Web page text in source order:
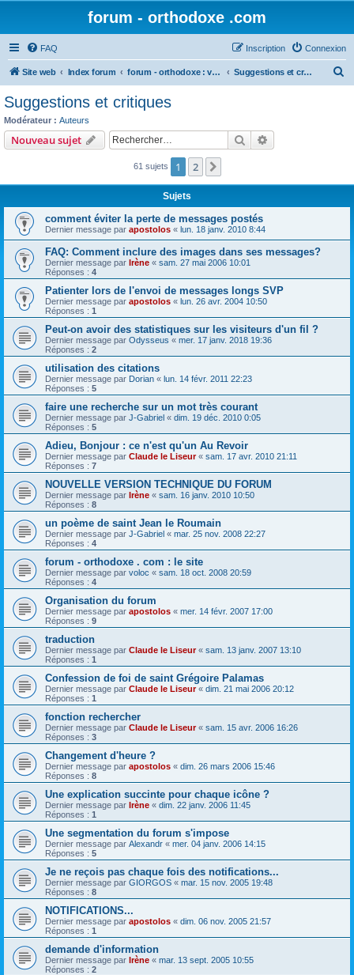
forum - orthodoxe .com
FAQ Connexion
Inscription
Site web Index forum forum - orthodoxe : vos remarques Suggestions et critiques
c
r
Suggestions et critiques
Modérateur : Auteurs
Nouveau sujet Rechercher
61 sujets 1 2
Sujets
comment éviter la perte de messages postés
Dernier message par apostolos « lun. 18 janv. 2010 8:44
FAQ: Comment inclure des images dans ses messages?
Dernier message par Irène « sam. 27 mai 2006 10:01
Réponses : 4
Patienter lors de l'envoi de messages longs SVP
Dernier message par apostolos « lun. 26 avr. 2004 10:50
Réponses : 1
Peut-on avoir des statistiques sur les visiteurs d'un fil ?
Dernier message par Odysseus « mer. 17 janv. 2018 19:36
Réponses : 2
utilisation des citations
Dernier message par Dorian « lun. 14 févr. 2011 22:23
Réponses : 5
faire une recherche sur un mot très courant
Dernier message par J-Gabriel « dim. 19 déc. 2010 0:05
Réponses : 5
Adieu, Bonjour : ce n'est qu'un Au Revoir
Dernier message par Claude le Liseur« sam. 17 avr. 2010 21:11
Réponses : 7
NOUVELLE VERSION TECHNIQUE DU FORUM
Dernier message par Irène « sam. 16 janv. 2010 10:50
Réponses : 8
un poème de saint Jean le Roumain
Dernier message par J-Gabriel « mar. 25 nov. 2008 22:27
Réponses : 4
forum - orthodoxe . com : le site
Dernier message par voloc « sam. 18 oct. 2008 20:59
Réponses : 4
Organisation du forum
Dernier message par apostolos « mer. 14 févr. 2007 17:00
Réponses : 9
traduction
Dernier message par Claude le Liseur« sam. 13 janv. 2007 13:10
Réponses : 1
Confession de foi de saint Grégoire Palamas
Dernier message par Claude le Liseur« dim. 21 mai 2006 20:12
Réponses : 1
fonction rechercher
Dernier message par Claude le Liseur« sam. 15 avr. 2006 16:26
Réponses : 3
Changement d'heure ?
Dernier message par apostolos « dim. 26 mars 2006 15:46
Réponses : 8
Une explication succinte pour chaque icône ?
Dernier message par Irène « dim. 22 janv. 2006 11:45
Réponses : 1
Une segmentation du forum s'impose
Dernier message par Alexandr « mer. 04 janv. 2006 14:15
Réponses : 5
Je ne reçois pas chaque fois des notifications...
Dernier message par GIORGOS « mar. 15 nov. 2005 19:48
Réponses : 8
NOTIFICATIONS...
Dernier message par apostolos « dim. 06 nov. 2005 21:57
Réponses : 1
demande d'information
Dernier message par Irène « mar. 13 sept. 2005 10:55
Réponses : 2